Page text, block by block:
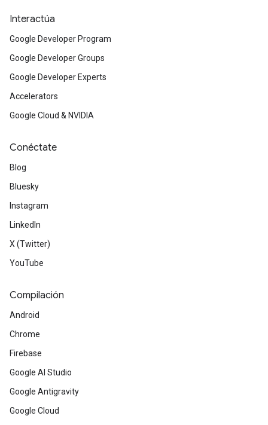
Interactúa
Google Developer Program
Google Developer Groups
Google Developer Experts
Accelerators
Google Cloud & NVIDIA
Conéctate
Blog
Bluesky
Instagram
LinkedIn
X (Twitter)
YouTube
Compilación
Android
Chrome
Firebase
Google AI Studio
Google Antigravity
Google Cloud